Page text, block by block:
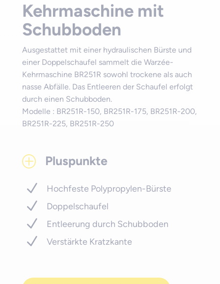
Kehrmaschine mit
Schubboden
Ausgestattet mit einer hydraulischen Bürste und
einer Doppelschaufel sammelt die Warzée-
Kehrmaschine BR251R sowohl trockene als auch
nasse Abfälle. Das Entleeren der Schaufel erfolgt
durch einen Schubboden.
Modelle : BR251R-150, BR251R-175, BR251R-200,
BR251R-225, BR251R-250
P Pluspunkte
Hochfeste Polypropylen-Bürste
Doppelschaufel
Entleerung durch Schubboden
Verstärkte Kratzkante